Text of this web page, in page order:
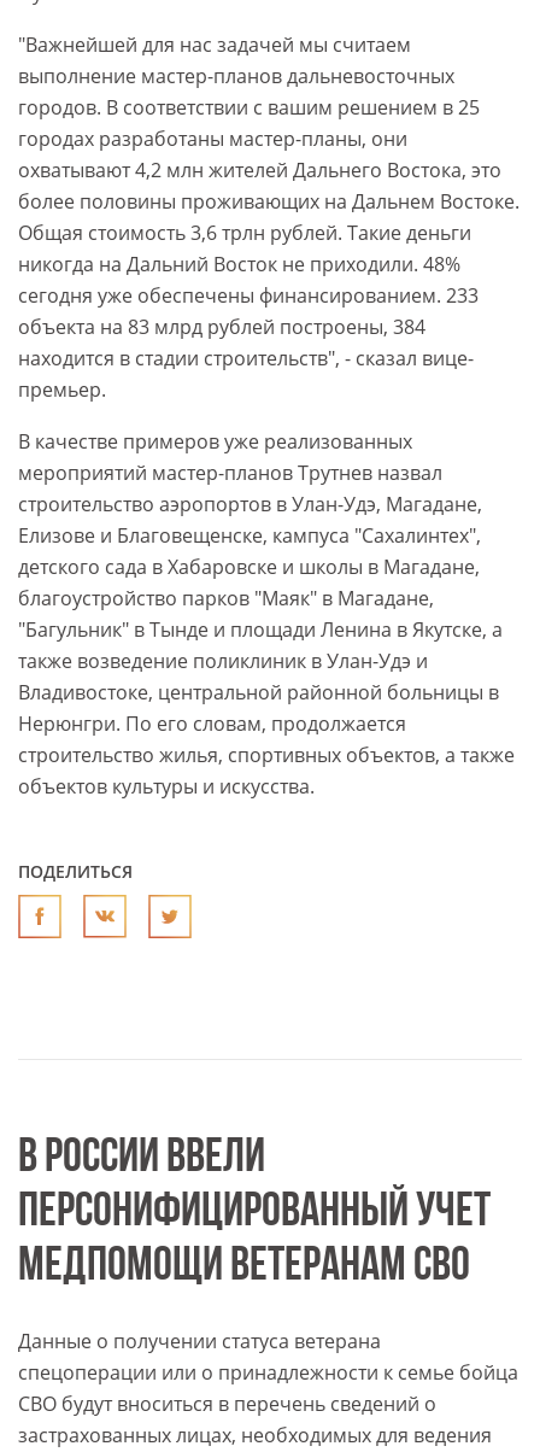
"Важнейшей для нас задачей мы считаем
выполнение мастер-планов дальневосточных
городов. В соответствии с вашим решением в 25
городах разработаны мастер-планы, они
охватывают 4,2 млн жителей Дальнего Востока, это
более половины проживающих на Дальнем Востоке.
Общая стоимость 3,6 трлн рублей. Такие деньги
никогда на Дальний Восток не приходили. 48%
сегодня уже обеспечены финансированием. 233
объекта на 83 млрд рублей построены, 384
находится в стадии строительств", - сказал вице-
премьер.
В качестве примеров уже реализованных
мероприятий мастер-планов Трутнев назвал
строительство аэропортов в Улан-Удэ, Магадане,
Елизове и Благовещенске, кампуса "Сахалинтех",
детского сада в Хабаровске и школы в Магадане,
благоустройство парков "Маяк" в Магадане,
"Багульник" в Тынде и площади Ленина в Якутске, а
также возведение поликлиник в Улан-Удэ и
Владивостоке, центральной районной больницы в
Нерюнгри. По его словам, продолжается
строительство жилья, спортивных объектов, а также
объектов культуры и искусства.
ПОДЕЛИТЬСЯ
В РОССИИ ВВЕЛИ
ПЕРСОНИФИЦИРОВАННЫЙ УЧЕТ
МЕДПОМОЩИ ВЕТЕРАНАМ СВО
Данные о получении статуса ветерана
спецоперации или о принадлежности к семье бойца
СВО будут вноситься в перечень сведений о
застрахованных лицах, необходимых для ведения